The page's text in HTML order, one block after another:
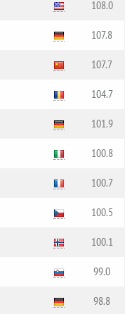
108.0
107.8
107.7
104.7
101.9
100.8
100.7
100.5
100.1
99.0
98.8